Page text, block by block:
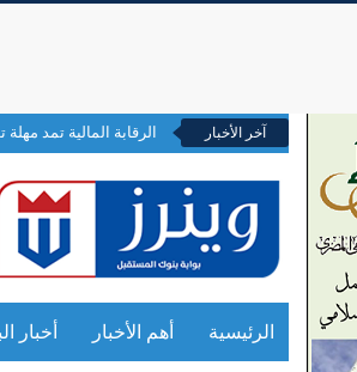
آخر الأخبار الرقابة المالية تمد
الرئيسية أهم الأخبار أخبار